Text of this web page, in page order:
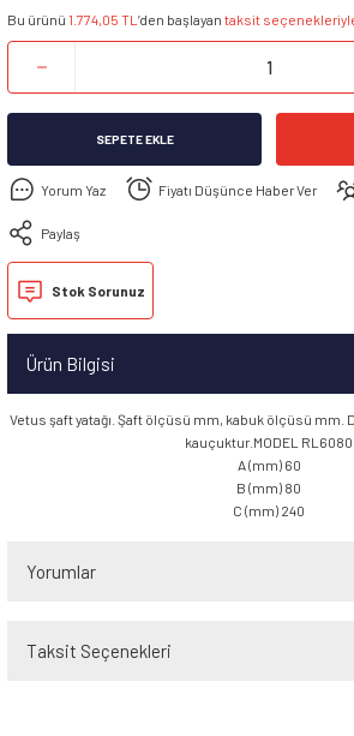
Bu ürünü 1.774,05 TL ’den başlayan taksit
SEPETE EKLE
Yorum Yaz Fiyatı Düşünce Haber Ver
Paylaş
Stok Sorunuz
Ürün Bilgisi
Vetus şaft yatağı. Şaft ölçüsü mm, kabuk ölçüsü mm.
kauçuktur.MODEL RL6080
A (mm) 60
B (mm) 80
C (mm) 240
Yorumlar
Taksit Seçenekleri